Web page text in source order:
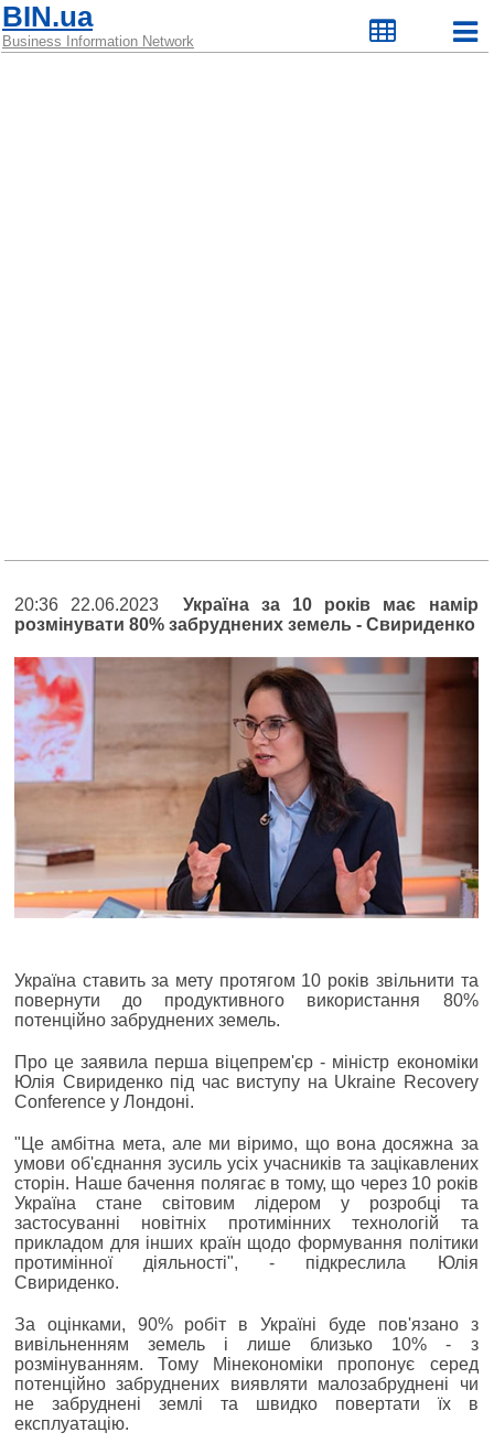
BIN.ua
Business Information Network
20:36 22.06.2023Україна за 10 років має намір
розмінувати 80% забруднених земель - Свириденко
Україна ставить за мету протягом 10 років звільнити та
повернути до продуктивного використання 80%
потенційно забруднених земель.
Про це заявила перша віцепрем'єр - міністр економіки
Юлія Свириденко під час виступу на Ukraine Recovery
Conference у Лондоні.
"Це амбітна мета, але ми віримо, що вона досяжна за
умови об'єднання зусиль усіх учасників та зацікавлених
сторін. Наше бачення полягає в тому, що через 10 років
Україна стане світовим лідером у розробці та
застосуванні новітніх протимінних технологій та
прикладом для інших країн щодо формування політики
протимінної діяльності", - підкреслила Юлія
Свириденко.
За оцінками, 90% робіт в Україні буде пов'язано з
вивільненням земель і лише близько 10% - з
розмінуванням. Тому Мінекономіки пропонує серед
потенційно забруднених виявляти малозабруднені чи
не забруднені землі та швидко повертати їх в
експлуатацію.